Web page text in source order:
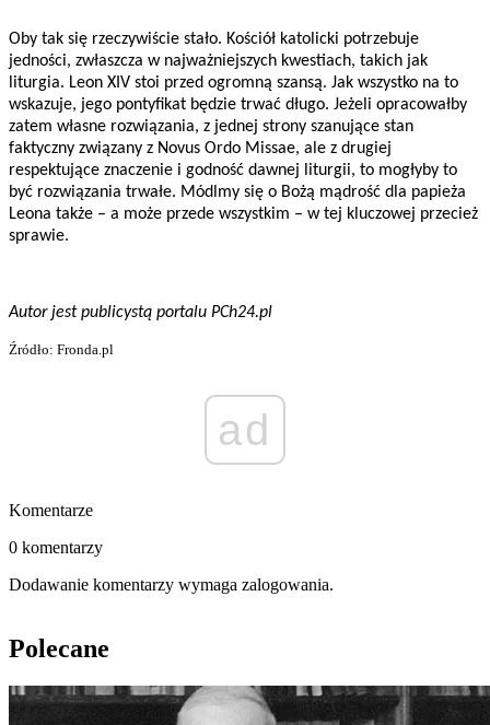
Oby tak się rzeczywiście stało. Kościół katolicki potrzebuje
jedności, zwłaszcza w najważniejszych kwestiach, takich jak
liturgia. Leon XIV stoi przed ogromną szansą. Jak wszystko na to
wskazuje, jego pontyfikat będzie trwać długo. Jeżeli opracowałby
zatem własne rozwiązania, z jednej strony szanujące stan
faktyczny związany z Novus Ordo Missae, ale z drugiej
respektujące znaczenie i godność dawnej liturgii, to mogłyby to
być rozwiązania trwałe. Módlmy się o Bożą mądrość dla papieża
Leona także – a może przede wszystkim – w tej kluczowej przecież
sprawie.
Autor jest publicystą portalu PCh24.pl
Źródło: Fronda.pl
ad
Komentarze
0 komentarzy
Dodawanie komentarzy wymaga zalogowania.
Polecane